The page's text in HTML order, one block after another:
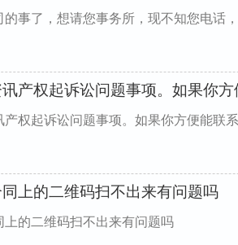
事了，想请您事务所，现不知您电话
产权起诉讼问题事项。如果你
产权起诉讼问题事项。如果你方便能联
上的二维码扫不出来有问题吗
上的二维码扫不出来有问题吗